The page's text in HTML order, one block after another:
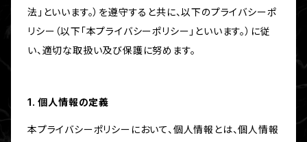
法」といいます。）を遵守すると共に、以下のプライバシーポ
リシー（以下「本プライバシーポリシー」といいます。）に従
い、適切な取扱い及び保護に努めます。
1. 個人情報の定義
本プライバシーポリシーにおいて、個人情報とは、個人情報